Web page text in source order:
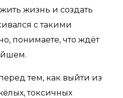
жизнь и создать
с такими
понимаете, что ждëт
тем, как выйти из
токсичных